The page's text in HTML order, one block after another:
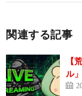
関連する記事
【
ル